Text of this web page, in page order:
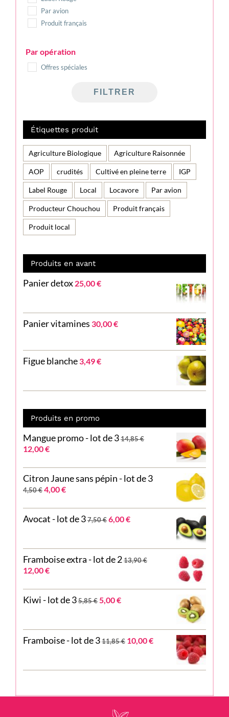
Par avion
Produit français
Par opération
Offres spéciales
FILTRER
Étiquettes produit
Agriculture Biologique Agriculture Raisonnée
AOP crudités Cultivé en pleine terre IGP
Label Rouge Local Locavore Par avion
Producteur Chouchou Produit français
Produit local
Produits en avant
Panier detox 25,00€
Panier vitamines 30,00€
Figue blanche 3,49€
Produits en promo
Mangue promo - lot de 314,85€
Le
initial
était :
14,85 €.
12,00€Le
actuel
est :
12,00 €.
Citron Jaune sans pépin - lot de 3
4,50€Le
initial
était :
4,00€Le
actuel
est :
Avocat - lot de 37,50€Le
était :
7,50 €.
6,00€Le
est :
6,00 €.
Framboise extra - lot de 213,90€
Le
initial
était :
12,00€Le
actuel
est :
Kiwi - lot de 35,85€ Le
était :
5,85 €.
5,00€Le
est :
5,00 €.
Framboise - lot de 311,85€ Le
était :
10,00€Le
est :